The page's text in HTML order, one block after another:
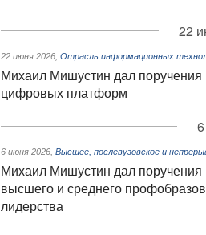
22
22 июня 2026 Отрасль информационных
Михаил Мишустин дал поручения
цифровых платформ
6 июня 2026 Высшее, послевузовское и
Михаил Мишустин дал поручения
высшего и среднего
лидерства